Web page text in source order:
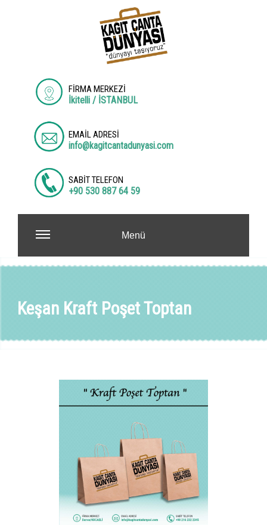
FİRMA MERKEZİ
İkitelli / İSTANBUL
EMAİL ADRESİ
info@kagitcantadunyasi.com
SABİT TELEFON
+90 530 887 64 59
Menü
Keşan Kraft Poşet Toptan